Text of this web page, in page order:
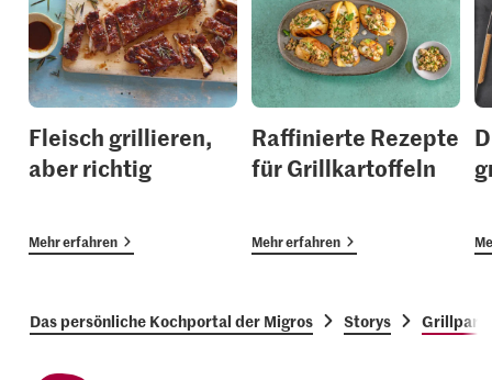
Fleisch grillieren,
aber richtig
Mehr erfahren
Raffinierte Rezepte
für Grillkartoffeln
Mehr erfahren
Das persönliche Kochportal der Migros Storys